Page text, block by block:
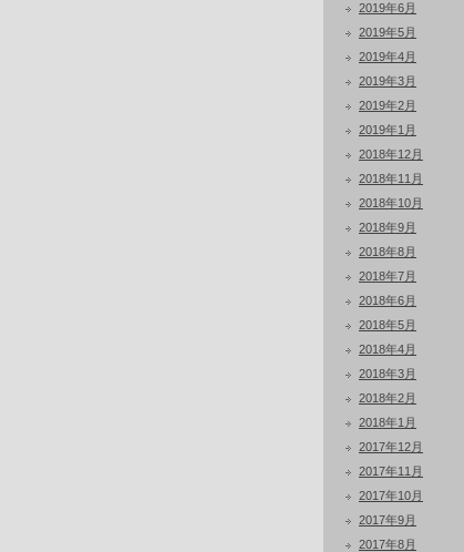
2019年6月
2019年5月
2019年4月
2019年3月
2019年2月
2019年1月
2018年12月
2018年11月
2018年10月
2018年9月
2018年8月
2018年7月
2018年6月
2018年5月
2018年4月
2018年3月
2018年2月
2018年1月
2017年12月
2017年11月
2017年10月
2017年9月
2017年8月